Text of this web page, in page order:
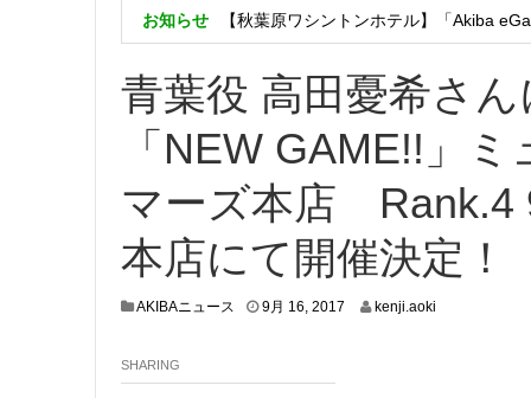
お知らせ 【秋葉原ワシントンホテル】「Akiba
青葉役 高田憂希さ
「NEW GAME!!」
マーズ本店 Rank.4
本店にて開催決定！
AKIBAニュース 9月 16, 2017 kenji.aoki
SHARING